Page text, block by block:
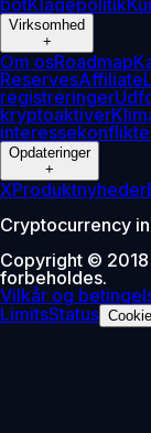
Virksomhed
+
Om osRoadmap
ReservesAffiliate
registreringer
kryptoaktiver
Opdateringer
+
XProduktnyheder
Cryptocurrency
Copyright ©
forbeholdes.
Vilkår og
LimitsStatus